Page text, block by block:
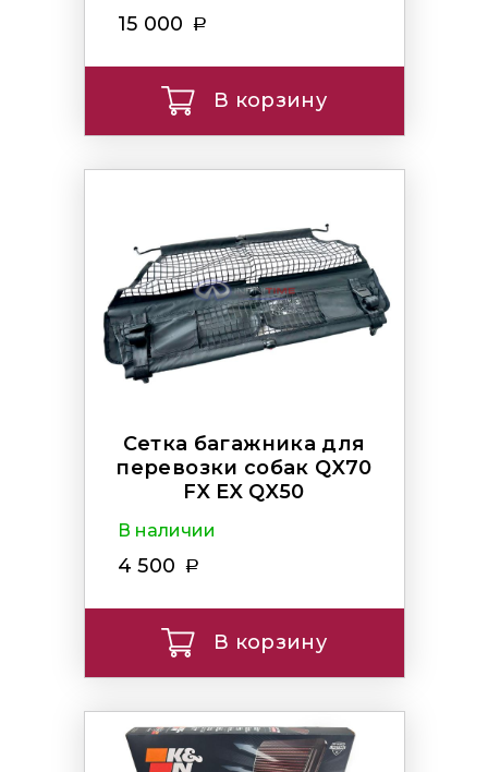
15 000
В корзину
Сетка багажника для
перевозки собак QX70
FX EX QX50
В наличии
4 500
В корзину